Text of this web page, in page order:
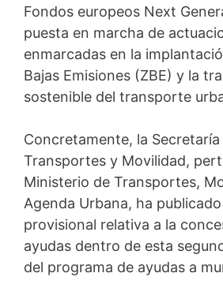
Fondos europeos Next
puesta en marcha de
enmarcadas en la
Bajas Emisiones (ZBE) y la
sostenible del transporte
Concretamente, la Secretaría
Transportes y Movilidad,
Ministerio de Transportes,
Agenda Urbana, ha
provisional relativa a la
ayudas dentro de esta
del programa de ayudas a